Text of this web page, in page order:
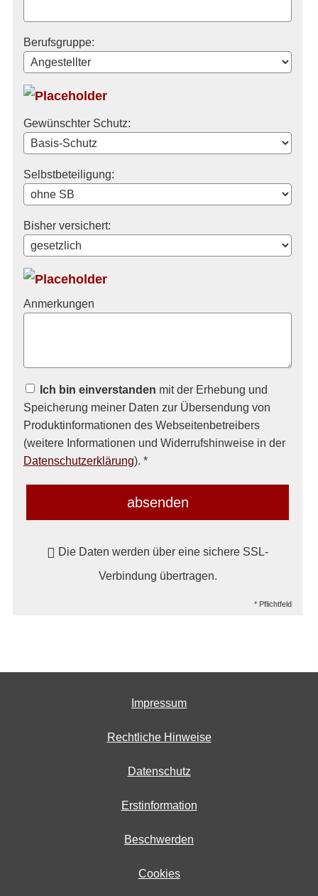
Berufsgruppe:
Gewünschter Schutz:
Selbstbeteiligung:
Bisher versichert:
Anmerkungen
Ich bin einverstanden mit der Erhebung und
Speicherung meiner Daten zur Übersendung von
Produktinformationen des Webseitenbetreibers
(weitere Informationen und Widerrufshinweise in der
Datenschutzerklärung). *
absenden
Die Daten werden über eine sichere SSL-
Verbindung übertragen.
* Pflichtfeld
Impressum
Rechtliche Hinweise
Datenschutz
Erstinformation
Beschwerden
Cookies